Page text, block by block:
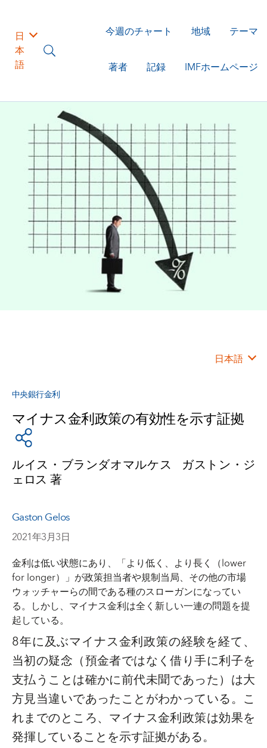
日
本
語
今週のチャート 地域 テーマ
著者 記録 IMFホームページ
日本語
中央銀行金利
マイナス金利政策の有効性を示す証拠
ルイス・ブランダオマルケス ガストン・ジ
ェロス 著
Gaston Gelos
2021年3月3日
金利は低い状態にあり、「より低く、より長く（lower
for longer）」が政策担当者や規制当局、その他の市場
ウォッチャーらの間である種のスローガンになってい
る。しかし、マイナス金利は全く新しい一連の問題を提
起している。
8年に及ぶマイナス金利政策の経験を経て、
当初の疑念（預金者ではなく借り手に利子を
支払うことは確かに前代未聞であった）は大
方見当違いであったことがわかっている。こ
れまでのところ、マイナス金利政策は効果を
発揮していることを示す証拠がある。